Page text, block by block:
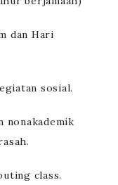
dan Hari
sosial.
nonakademik
class.